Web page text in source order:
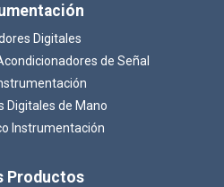
Digitales
de Señal
Digitales de Mano
Instrumentación
Productos